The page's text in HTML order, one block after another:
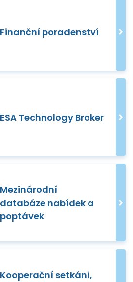
Finanční poradenství
ESA Technology Broker
Mezinárodní
databáze nabídek a
poptávek
Kooperační setkání,